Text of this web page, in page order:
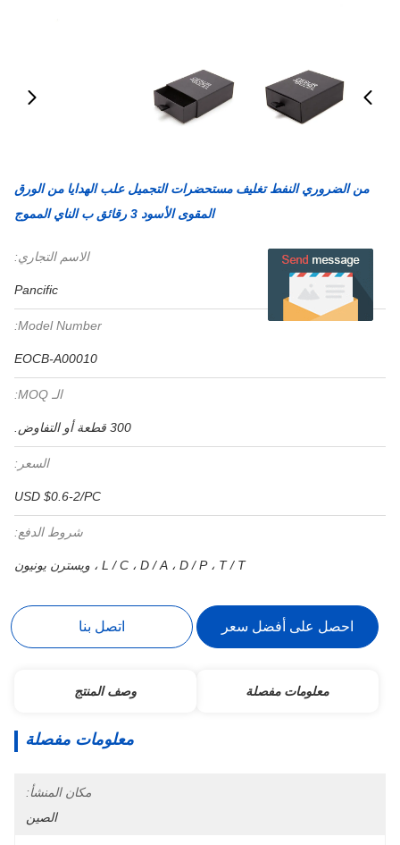
من الضروري النفط تغليف مستحضرات التجميل علب الهدايا من الورق
المقوى الأسود 3 رقائق ب الناي المموج
الاسم التجاري:
Pancific
Model Number:
EOCB-A00010
الـ MOQ:
300 قطعة أو التفاوض.
السعر:
USD $0.6-2/PC
شروط الدفع:
L / C ، D / A ، D / P ، T / T ، ويسترن يونيون
احصل على أفضل سعر اتصل بنا
معلومات مفصلة وصف المنتج
معلومات مفصلة
مكان المنشأ:
الصين